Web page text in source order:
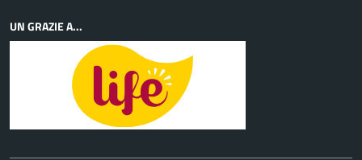
UN GRAZIE A...